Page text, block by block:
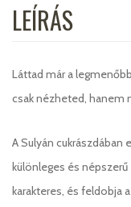
LEÍRÁS
Láttad már a
csak nézheted, hanem
A Sulyán cukrászdában
különleges és
karakteres, és feldobja